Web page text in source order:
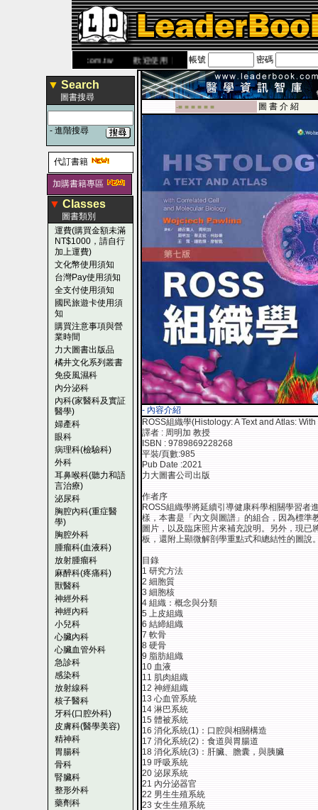
www.leaderbook.com.tw歡迎使用 國民旅遊卡！！
帳號 密碼
▼ Search
圖書搜尋
- 進階搜尋
代訂書籍
加購書籍專區
▼ Classes
圖書類別
運費(購買金額未滿
NT$1000，請自行
加上運費)
文化幣使用須知
台灣Pay使用須知
全支付使用須知
國民旅遊卡使用須
知
購買注意事項與營
業時間
力大圖書出版品
橘井文化系列叢書
免疫風濕科
內分泌科
內科(家醫科及實証
醫學)
婦產科
眼科
病理科(檢驗科)
外科
耳鼻喉科(聽力和語
言治療)
泌尿科
胸腔內科(重症醫
學)
胸腔外科
腫瘤科(血液科)
放射腫瘤科
麻醉科(疼痛科)
獸醫科
神經外科
神經內科
小兒科
心臟內科
心臟血管外科
急診科
感染科
放射線科
核子醫科
牙科(口腔外科)
皮膚科(醫學美容)
精神科
胃腸科
骨科
腎臟科
整形外科
藥劑科
-■ ■ ■ ■ ■ ■ 圖 書 介 紹
- 內容介紹
ROSS組織學(Histology: A Text and Atlas:
譯者 : 周明加 教授
ISBN : 9789869228268
平裝/頁數:985
Pub Date :2021
力大圖書公司出版
作者序
ROSS組織學將延續引導健康科學相關學習者
樣，本書是「內文與圖譜」的組合，因為標準
圖片，以及臨床照片來補充說明。另外，現
板，還附上顯微解剖學重點式和總結性的圖說
目錄
1 研究方法
2 細胞質
3 細胞核
4 組織：概念與分類
5 上皮組織
6 結締組織
7 軟骨
8 硬骨
9 脂肪組織
10 血液
11 肌肉組織
12 神經組織
13 心血管系統
14 淋巴系統
15 體被系統
16 消化系統(1)：口腔與相關構造
17 消化系統(2)：食道與胃腸道
18 消化系統(3)：肝臟、膽囊，與胰臟
19 呼吸系統
20 泌尿系統
21 內分泌器官
22 男生生殖系統
23 女生生殖系統